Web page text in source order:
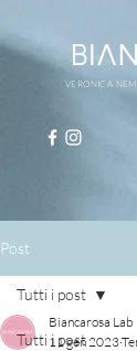
VERONICA
Post
Tutti i post
Tutti i post
Biancarosa Lab
11 gen 2023